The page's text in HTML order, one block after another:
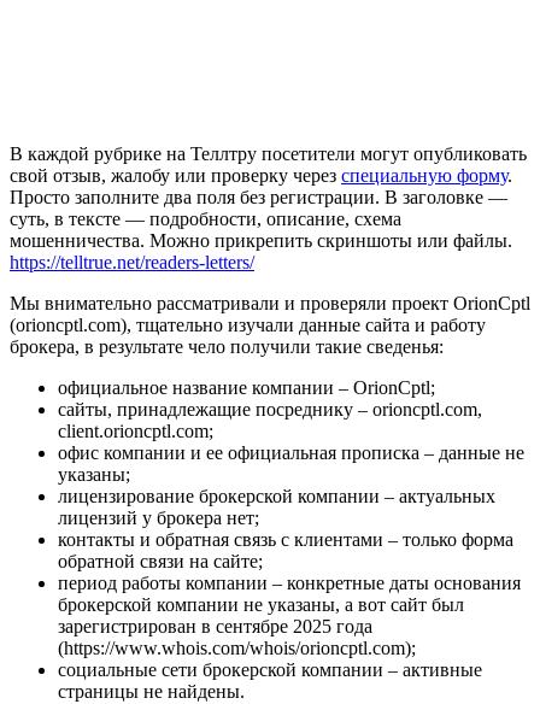
В каждой рубрике на Теллтру посетители могут опубликовать
свой отзыв, жалобу или проверку через специальную форму.
Просто заполните два поля без регистрации. В заголовке —
суть, в тексте — подробности, описание, схема
мошенничества. Можно прикрепить скриншоты или файлы.
https://telltrue.net/readers-letters/
Мы внимательно рассматривали и проверяли проект OrionCptl
(orioncptl.com), тщательно изучали данные сайта и работу
брокера, в результате чело получили такие сведенья:
официальное название компании – OrionCptl;
сайты, принадлежащие посреднику – orioncptl.com,
client.orioncptl.com;
офис компании и ее официальная прописка – данные не
указаны;
лицензирование брокерской компании – актуальных
лицензий у брокера нет;
контакты и обратная связь с клиентами – только форма
обратной связи на сайте;
период работы компании – конкретные даты основания
брокерской компании не указаны, а вот сайт был
зарегистрирован в сентябре 2025 года
(https://www.whois.com/whois/orioncptl.com);
социальные сети брокерской компании – активные
страницы не найдены.